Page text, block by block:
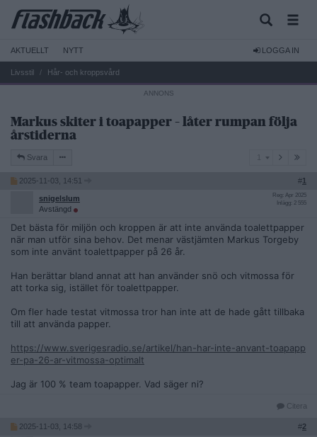
AKTUELLT NYTT LOGGA IN
Livsstil Hår- och kroppsvård
Markus skiter i toapapper – låter rumpan följa
årstiderna
Svara
2025-11-03, 14:51 #1
snigelslum
Avstängd
Reg: Apr 2025
Inlägg: 2 555
Det bästa för miljön och kroppen är att inte använda toalettpapper
när man utför sina behov. Det menar västjämten Markus Torgeby
som inte använt toalettpapper på 26 år.
Han berättar bland annat att han använder snö och vitmossa för
att torka sig, istället för toalettpapper.
Om fler hade testat vitmossa tror han inte att de hade gått tillbaka
till att använda papper.
https://www.sverigesradio.se/artikel/han-har-inte-anvant-toapapp
er-pa-26-ar-vitmossa-optimalt
Jag är 100 % team toapapper. Vad säger ni?
Citera
2025-11-03, 14:58 #2